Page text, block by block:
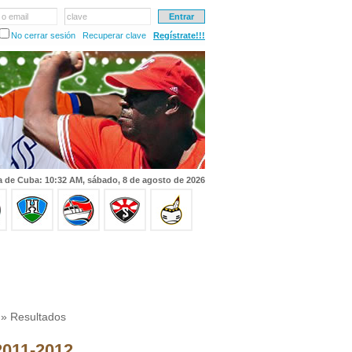
email
clave
No cerrar sesión
Recuperar clave Regístrate!!!
de Cuba: 10:32 AM, sábado, 8 de agosto de 2026
» Resultados